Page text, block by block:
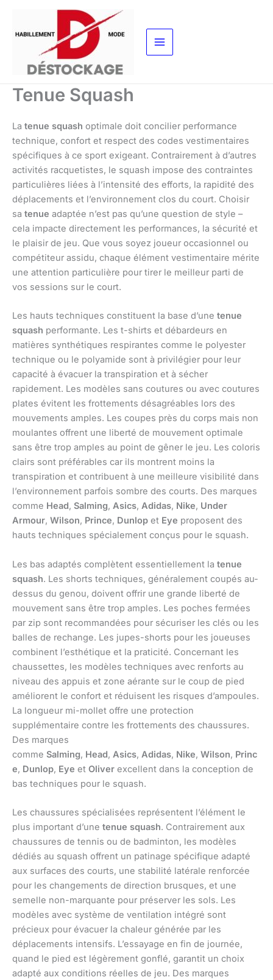
contenu
Tenue Squash
La tenue squash optimale doit concilier performance
technique, confort et respect des codes vestimentaires
spécifiques à ce sport exigeant. Contrairement à d’autres
activités racquetistes, le squash impose des contraintes
particulières liées à l’intensité des efforts, la rapidité des
déplacements et l’environnement clos du court. Choisir
sa tenue adaptée n’est pas qu’une question de style –
cela impacte directement les performances, la sécurité et
le plaisir de jeu. Que vous soyez joueur occasionnel ou
compétiteur assidu, chaque élément vestimentaire mérite
une attention particulière pour tirer le meilleur parti de
vos sessions sur le court.
Les hauts techniques constituent la base d’une tenue
squash performante. Les t-shirts et débardeurs en
matières synthétiques respirantes comme le polyester
technique ou le polyamide sont à privilégier pour leur
capacité à évacuer la transpiration et à sécher
rapidement. Les modèles sans coutures ou avec coutures
plates évitent les frottements désagréables lors des
mouvements amples. Les coupes près du corps mais non
moulantes offrent une liberté de mouvement optimale
sans être trop amples au point de gêner le jeu. Les coloris
clairs sont préférables car ils montrent moins la
transpiration et contribuent à une meilleure visibilité dans
l’environnement parfois sombre des courts. Des marques
comme Head, Salming, Asics, Adidas, Nike, Under
Armour, Wilson, Prince, Dunlop et Eye proposent des
hauts techniques spécialement conçus pour le squash.
Les bas adaptés complètent essentiellement la tenue
squash. Les shorts techniques, généralement coupés au-
dessus du genou, doivent offrir une grande liberté de
mouvement sans être trop amples. Les poches fermées
par zip sont recommandées pour sécuriser les clés ou les
balles de rechange. Les jupes-shorts pour les joueuses
combinent l’esthétique et la praticité. Concernant les
chaussettes, les modèles techniques avec renforts au
niveau des appuis et zone aérante sur le coup de pied
améliorent le confort et réduisent les risques d’ampoules.
La longueur mi-mollet offre une protection
supplémentaire contre les frottements des chaussures.
Des marques
comme Salming, Head, Asics, Adidas, Nike, Wilson, Princ
e, Dunlop, Eye et Oliver excellent dans la conception de
bas techniques pour le squash.
Les chaussures spécialisées représentent l’élément le
plus important d’une tenue squash. Contrairement aux
chaussures de tennis ou de badminton, les modèles
dédiés au squash offrent un patinage spécifique adapté
aux surfaces des courts, une stabilité latérale renforcée
pour les changements de direction brusques, et une
semelle non-marquante pour préserver les sols. Les
modèles avec système de ventilation intégré sont
précieux pour évacuer la chaleur générée par les
déplacements intensifs. L’essayage en fin de journée,
quand le pied est légèrement gonflé, garantit un choix
adapté aux conditions réelles de jeu. Des marques